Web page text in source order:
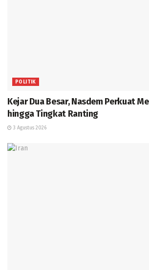
POLITIK
Kejar Dua Besar, Nasdem Perkuat
hingga Tingkat Ranting
3 Agustus 2026